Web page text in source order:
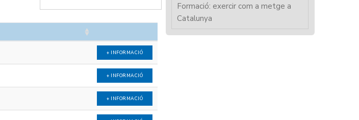
+ INFORMACIÓ
+ INFORMACIÓ
+ INFORMACIÓ
Formació: exercir com a metge a
Catalunya